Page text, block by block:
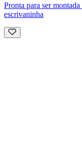
Pronta para ser
escrivaninha